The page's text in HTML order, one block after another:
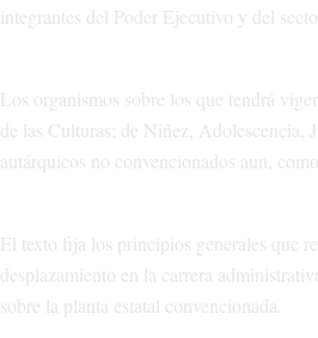
integrantes del Poder Ejecutivo y del
Los organismos sobre los que tendrá
de las Culturas; de Niñez, Adolescencia,
autárquicos no convencionados aun,
El texto fija los principios generales que
desplazamiento en la carrera
sobre la planta estatal convencionada.